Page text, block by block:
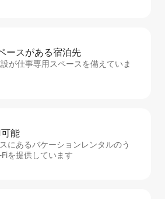
ー⁠スがあ⁠る宿⁠泊⁠先
が仕事専用スペースを備えていま
能
にあるバケーションレンタルのう
を提供しています